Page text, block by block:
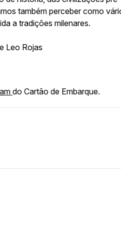
também perceber como
a tradições milenares.
Leo Rojas
do Cartão de Embarque.